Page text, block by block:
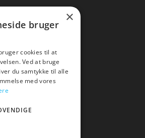
×
bruger
cookies til at
Ved at bruge
du samtykke til alle
med vores